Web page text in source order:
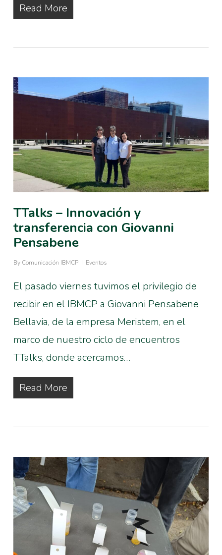
Read More
TTalks – Innovación y
transferencia con Giovanni
Pensabene
By Comunicación IBMCP Eventos
El pasado viernes tuvimos el privilegio de
recibir en el IBMCP a Giovanni Pensabene
Bellavia, de la empresa Meristem, en el
marco de nuestro ciclo de encuentros
TTalks, donde acercamos…
Read More